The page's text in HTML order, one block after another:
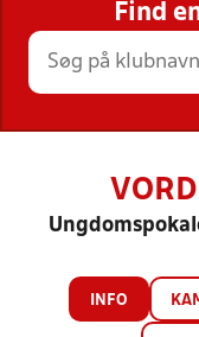
STILLINGER,
Find
INFO